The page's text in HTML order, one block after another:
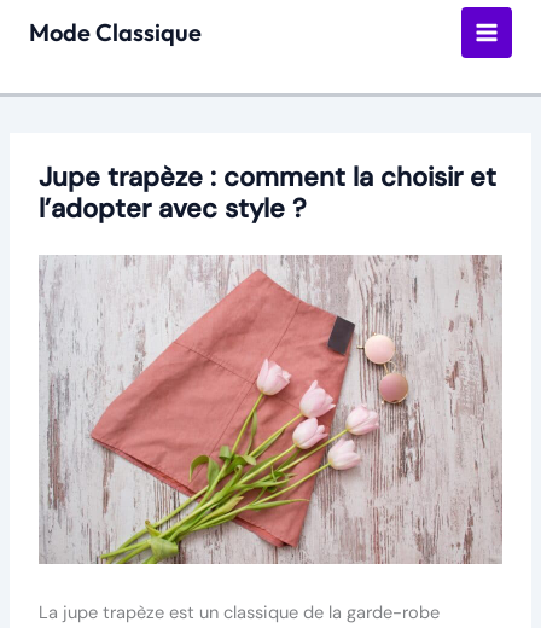
Mode Classique
Jupe trapèze : comment la choisir et
l’adopter avec style ?
La jupe trapèze est un classique de la garde-robe